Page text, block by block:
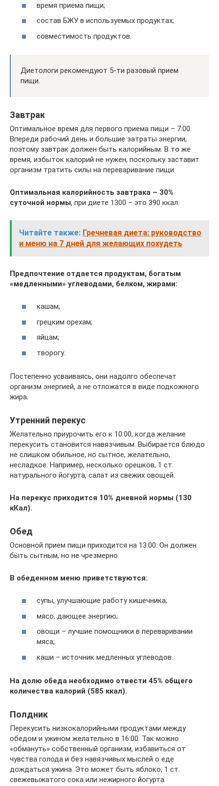
время приема пищи;
состав БЖУ в используемых продуктах;
совместимость продуктов.
Диетологи рекомендуют 5-ти разовый прием
пищи.
Завтрак
Оптимальное время для первого приема пищи – 7:00.
Впереди рабочий день и большие затраты энергии,
поэтому завтрак должен быть калорийным. В то же
время, избыток калорий не нужен, поскольку заставит
организм тратить силы на переваривание пищи.
Оптимальная калорийность завтрака – 30%
суточной нормы, при диете 1300 – это 390 ккал.
Читайте также: Гречневая диета: руководство
и меню на 7 дней для желающих похудеть
Предпочтение отдается продуктам, богатым
«медленными» углеводами, белком, жирами:
кашам;
грецким орехам;
яйцам;
творогу.
Постепенно усваиваясь, они надолго обеспечат
организм энергией, а не отложатся в виде подкожного
жира.
Утренний перекус
Желательно приурочить его к 10:00, когда желание
перекусить становится навязчивым. Выбирается блюдо
не слишком обильное, но сытное, желательно,
несладкое. Например, несколько орешков, 1 ст.
натурального йогурта, салат из свежих овощей.
На перекус приходится 10% дневной нормы (130
кКал).
Обед
Основной прием пищи приходится на 13:00. Он должен
быть сытным, но не чрезмерно.
В обеденном меню приветствуются:
супы, улучшающие работу кишечника;
мясо, дающее энергию;
овощи – лучшие помощники в переваривании
мяса;
каши – источник медленных углеводов.
На долю обеда необходимо отвести 45% общего
количества калорий (585 ккал).
Полдник
Перекусить низкокалорийными продуктами между
обедом и ужином желательно в 16:00. Так можно
«обмануть» собственный организм, избавиться от
чувства голода и без навязчивых мыслей о еде
дождаться ужина. Это может быть яблоко, 1 ст.
свежевыжатого сока или нежирного йогурта.